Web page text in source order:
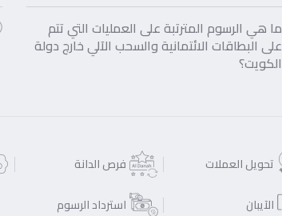
ما هي الرسوم المترتبة على العمليات التي تتم
على البطاقات الائتمانية والسحب الآلي خارج دولة
الكويت؟
تحويل العملات فرص الدانة
الآيبان
استرداد الرسوم